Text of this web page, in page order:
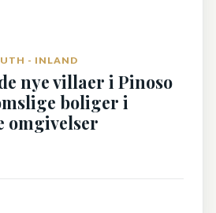
- INLAND
nye villaer i Pinoso
boliger i
omgivelser